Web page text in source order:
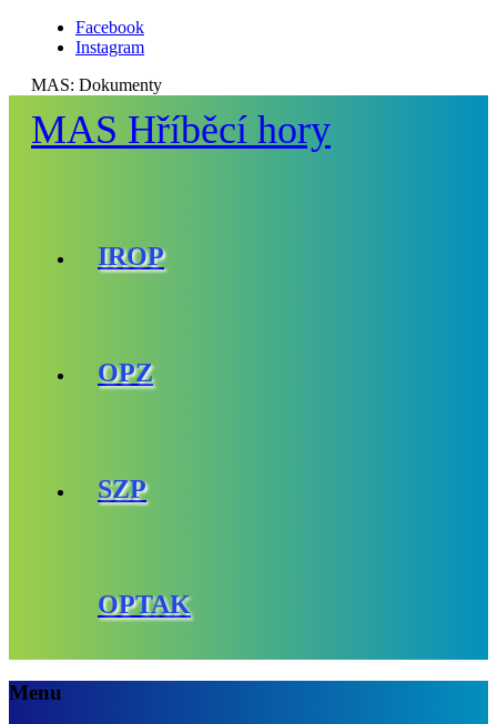
Facebook
Instagram
MAS: Dokumenty
MAS Hříběcí hory
IROP
OPZ
SZP
OPTAK
Menu